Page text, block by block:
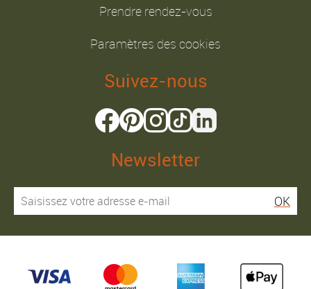
Prendre rendez-vous
Paramètres des cookies
Suivez-nous
Newsletter
OK